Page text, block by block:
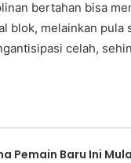
bertahan bisa
blok, melainkan
celah,
Pemain Baru Ini